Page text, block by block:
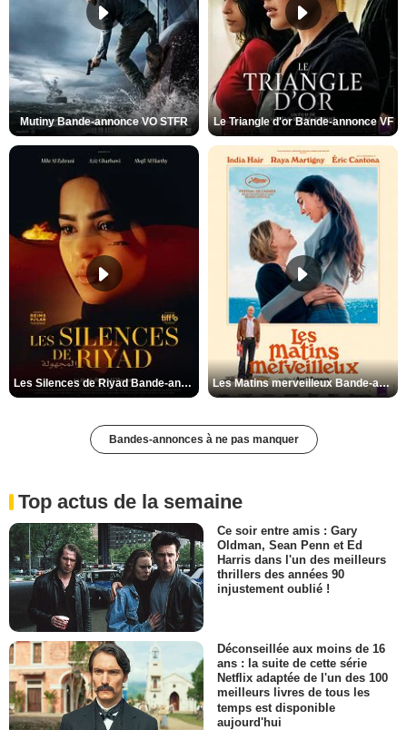
Mutiny Bande-annonce VO STFR Le Triangle d'or Bande-annonce VF
Les Silences de Riyad Bande-annonce VO STFR Les Matins merveilleux Bande-annonce VF
Bandes-annonces à ne pas manquer
Top actus de la semaine
Ce soir entre amis : Gary
Oldman, Sean Penn et Ed
Harris dans l'un des meilleurs
thrillers des années 90
injustement oublié !
Déconseillée aux moins de 16
ans : la suite de cette série
Netflix adaptée de l'un des 100
meilleurs livres de tous les
temps est disponible
aujourd'hui